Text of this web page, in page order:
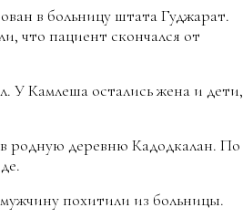
в больницу штата Гуджарат.
что пациент скончался от
У Камлеша остались жена и дети,
родную деревню Кадодкалан. По
похитили из больницы.